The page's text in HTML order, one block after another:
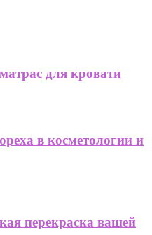
для кровати
в косметологии и
перекраска вашей